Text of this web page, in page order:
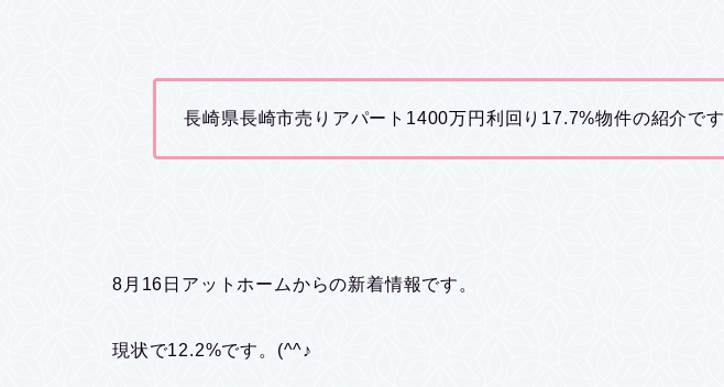
長崎県長崎市売りアパート1400万円利回り17.7%物件の紹介です
8月16日アットホームからの新着情報です。
現状で12.2%です。(^^♪